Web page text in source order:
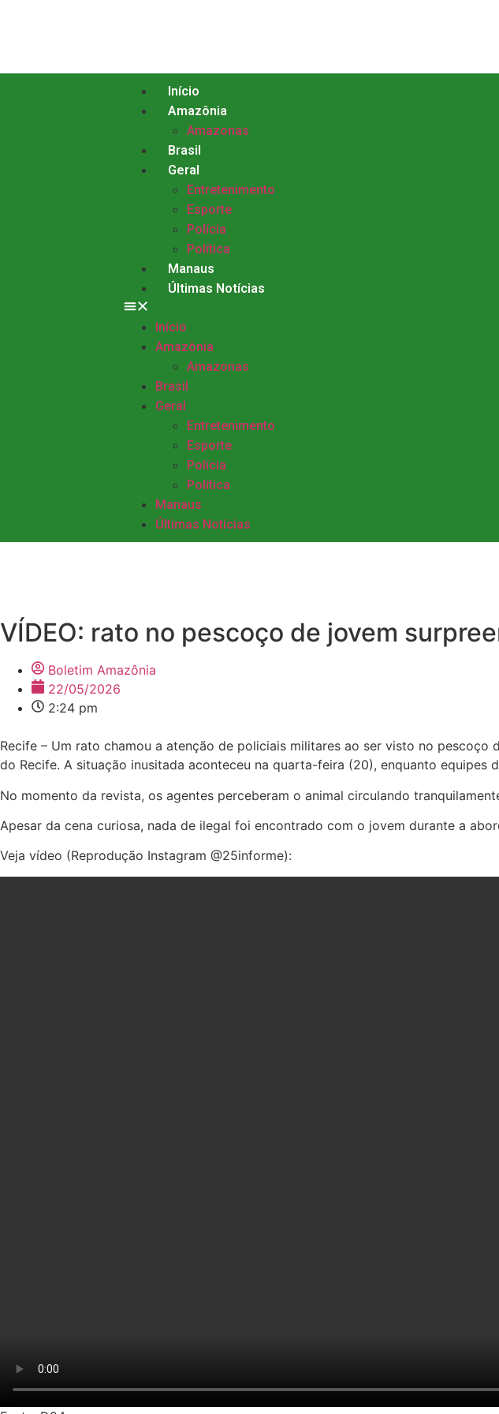
Início
Amazônia
Amazonas
Brasil
Geral
Entretenimento
Esporte
Polícia
Política
Manaus
Últimas Notícias
Início
Amazônia
Amazonas
Brasil
Geral
Entretenimento
Esporte
Polícia
Política
Manaus
Últimas Notícias
VÍDEO: rato no pescoço de jovem
Boletim Amazônia
22/05/2026
2:24 pm
Recife – Um rato chamou a atenção de policiais militares ao ser visto no
do Recife. A situação inusitada aconteceu na quarta-feira (20), enquanto
No momento da revista, os agentes perceberam o animal circulando
Apesar da cena curiosa, nada de ilegal foi encontrado com o jovem durante a
Veja vídeo (Reprodução Instagram @25informe):